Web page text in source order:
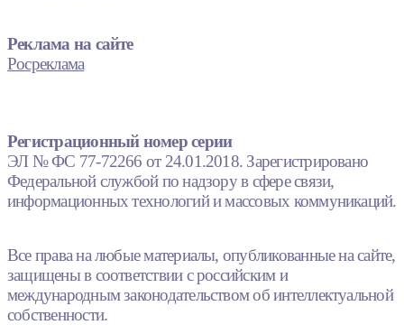
Реклама на сайте
Росреклама
Регистрационный номер серии
ЭЛ № ФС 77-72266 от 24.01.2018. Зарегистрировано
Федеральной службой по надзору в сфере связи,
информационных технологий и массовых коммуникаций.
Все права на любые материалы, опубликованные на сайте,
защищены в соответствии с российским и
международным законодательством об интеллектуальной
собственности.